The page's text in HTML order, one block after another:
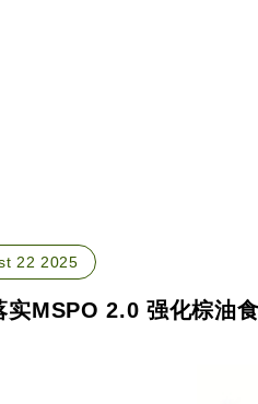
22 2025
实MSPO 2.0 强化棕油